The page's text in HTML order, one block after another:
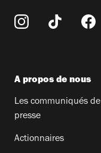
A propos de nous
Les communiqués de
presse
Actionnaires